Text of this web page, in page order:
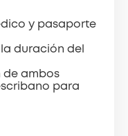
y pasaporte
duración del
de ambos
para